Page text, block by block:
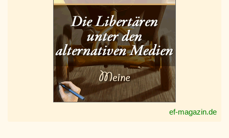
ef-magazin.de